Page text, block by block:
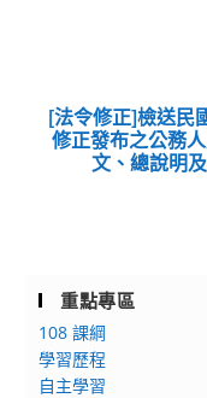
[法令修正]檢送民
修正發布之公務
文、總說明
重點專區
108 課綱
學習歷程
自主學習